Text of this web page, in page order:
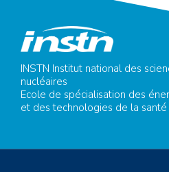
INSTN Institut national des
nucléaires
Ecole de spécialisation des
et des technologies de la santé